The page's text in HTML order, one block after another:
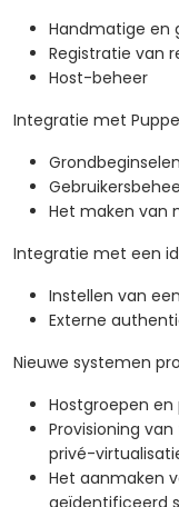
Handmatige en
Registratie van
Host-beheer
Integratie met
Het maken van
Integratie met een
Instellen van
Externe
Nieuwe systemen
Hostgroepen
Provisioning
privé-
Het aanmaken